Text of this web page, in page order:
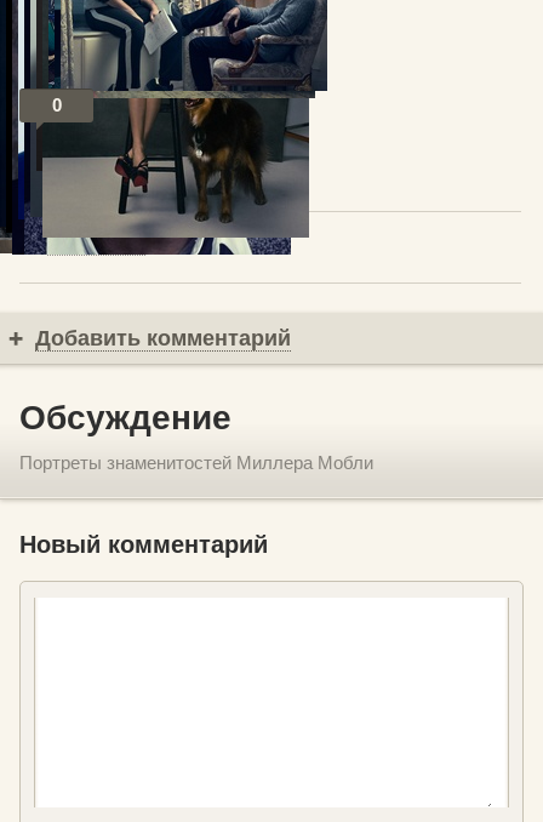
0
Посты по теме
В избранное
Добавить комментарий
Обсуждение
Портреты знаменитостей Миллера Мобли
Новый комментарий